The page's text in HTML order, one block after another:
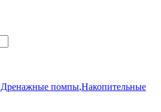
Дренажные помпы,Накопительные